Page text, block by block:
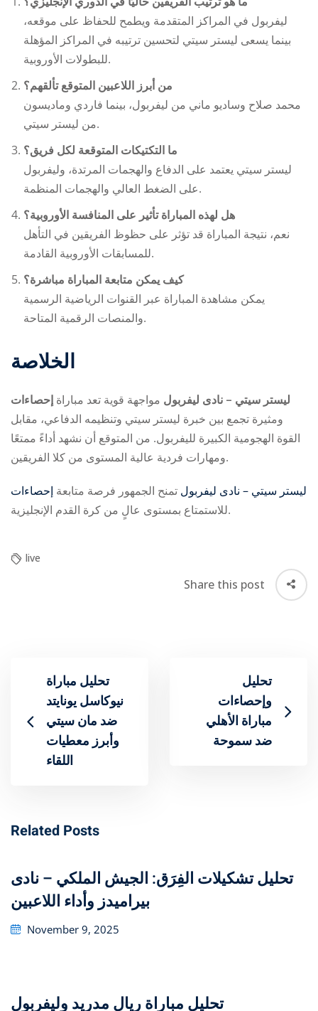
ليفربول في المراكز المتقدمة ويطمح للحفاظ على موقعه،
بينما يسعى ليستر سيتي لتحسين ترتيبه في المراكز المؤهلة
للبطولات الأوروبية.
من أبرز اللاعبين المتوقع تألقهم؟
محمد صلاح وساديو ماني من ليفربول، بينما فاردي وماديسون
من ليستر سيتي.
ما التكتيكات المتوقعة لكل فريق؟
ليستر سيتي يعتمد على الدفاع والهجمات المرتدة، وليفربول
على الضغط العالي والهجمات المنظمة.
هل لهذه المباراة تأثير على المنافسة الأوروبية؟
نعم، نتيجة المباراة قد تؤثر على حظوظ الفريقين في التأهل
للمسابقات الأوروبية القادمة.
كيف يمكن متابعة المباراة مباشرة؟
يمكن مشاهدة المباراة عبر القنوات الرياضية الرسمية
والمنصات الرقمية المتاحة.
الخلاصة
تعد مباراة إحصاءات ‎ليستر سيتي – نادى ليفربول مواجهة قوية
ومثيرة تجمع بين خبرة ليستر سيتي وتنظيمه الدفاعي، مقابل
القوة الهجومية الكبيرة لليفربول. من المتوقع أن نشهد أداءً ممتعًا
ومهارات فردية عالية المستوى من كلا الفريقين.
متابعة إحصاءات ‎ليستر سيتي – نادى ليفربول تمنح الجمهور فرصة
للاستمتاع بمستوى عالٍ من كرة القدم الإنجليزية.
live
Share this post
تحليل مباراة
نيوكاسل يونايتد
ضد مان سيتي
وأبرز معطيات
اللقاء
تحليل
وإحصاءات
مباراة الأهلي
ضد سموحة
Related Posts
تحليل تشكيلات الفِرَق: الجيش الملكي – نادى
بيراميدز وأداء اللاعبين
Posted
November 9, 2025
تحليل مباراة ريال مدريد وليفربول